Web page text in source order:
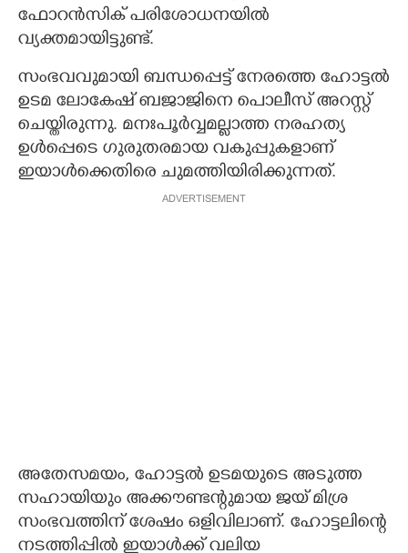
ഫോറൻസിക് പരിശോധനയിൽ
വ്യക്തമായിട്ടുണ്ട്.
സംഭവവുമായി ബന്ധപ്പെട്ട് നേരത്തെ ഹോട്ടൽ
ഉടമ ലോകേഷ് ബജാജിനെ പൊലീസ് അറസ്റ്റ്
ചെയ്തിരുന്നു. മനഃപൂർവ്വമല്ലാത്ത നരഹത്യ
ഉൾപ്പെടെ ഗുരുതരമായ വകുപ്പുകളാണ്
ഇയാൾക്കെതിരെ ചുമത്തിയിരിക്കുന്നത്.
ADVERTISEMENT
അതേസമയം, ഹോട്ടൽ ഉടമയുടെ അടുത്ത
സഹായിയും അക്കൗണ്ടന്റുമായ ജയ് മിശ്ര
സംഭവത്തിന് ശേഷം ഒളിവിലാണ്. ഹോട്ടലിന്റെ
നടത്തിപ്പിൽ ഇയാൾക്ക് വലിയ